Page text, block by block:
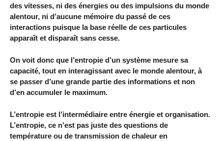
des vitesses, ni des énergies ou des impulsions du monde
alentour, ni d’aucune mémoire du passé de ces
interactions puisque la base réelle de ces particules
apparaît et disparaît sans cesse.
On voit donc que l’entropie d’un système mesure sa
capacité, tout en interagissant avec le monde alentour, à
se passer d’une grande partie des informations et non
d’en accumuler le maximum.
L’entropie est l’intermédiaire entre énergie et organisation.
L’entropie, ce n’est pas juste des questions de
température ou de transmission de chaleur en